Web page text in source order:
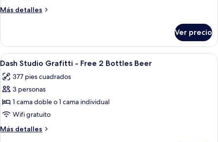
Free
Beer
Más detalles
Más
Two
Bedrooms
-
2
Bottles
Ver precio
Abrir
todas
las
fotos
de
Dash
Studio
Grafitti
Una habitación de hotel con cama,
3
Dash Studio Grafitti - Free 2 Bottles Beer
377 pies cuadrados
3 personas
1 cama doble o 1 cama individual
Wifi gratuito
Más detalles
Más